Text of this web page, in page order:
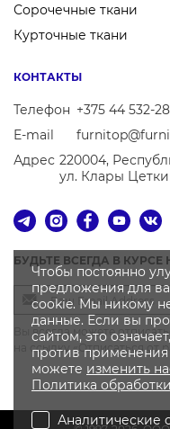
Сорочечные ткани
Курточные ткани
КОНТАКТЫ
Телефон +375 44 532-
E-mail
Адрес 220004,
ул. Клары
БУДЬТЕ ВСЕГДА В
Вы всегда можете
на ссылку «Отписаться от
Чтобы постоянно
предложения для
cookie. Мы никому
данные. Если вы
сайтом, это
против
можете изменить
Политика
Аналитические